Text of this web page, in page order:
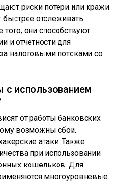
риски потери или кражи
быстрее отслеживать
они способствуют
и отчетности для
налоговыми потоками со
с использованием
от работы банковских
возможны сбои,
атаки. Также
при использовании
кошельков. Для
многоуровневые